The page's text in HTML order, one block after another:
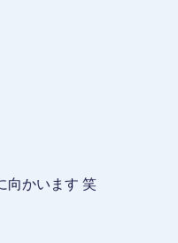
向かいます 笑